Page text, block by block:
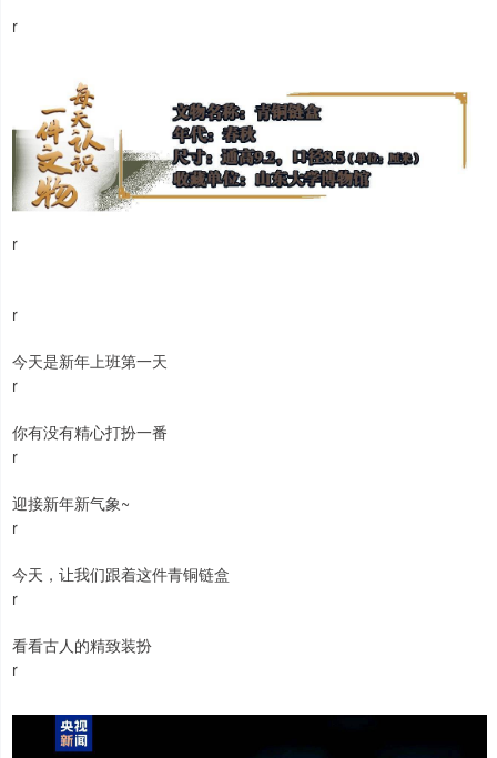
r
r
r
今天是新年上班第一天
r
你有没有精心打扮一番
r
迎接新年新气象~
r
今天，让我们跟着这件青铜链盒
r
看看古人的精致装扮
r